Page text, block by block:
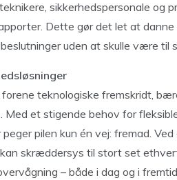
sikkerhedspersonale og
Dette gør det let at
uden at skulle være til
teknologiske fremskridt,
Med et stigende behov for
pilen kun én vej: fremad.
skræddersys til stort set
– både i dag og i